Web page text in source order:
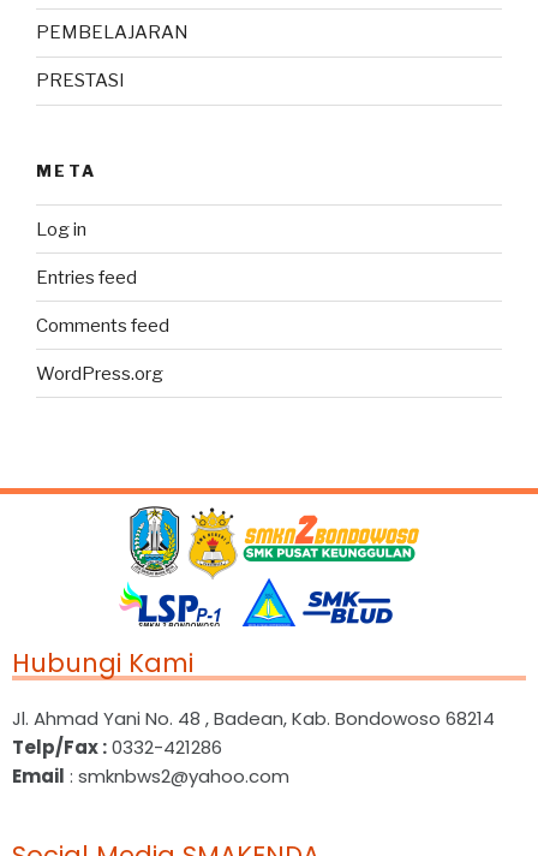
PEMBELAJARAN
PRESTASI
META
Log in
Entries feed
Comments feed
WordPress.org
Hubungi Kami
Jl. Ahmad Yani No. 48 , Badean, Kab. Bondowoso 68214
Telp/Fax :0332-421286
Email : smknbws2@yahoo.com